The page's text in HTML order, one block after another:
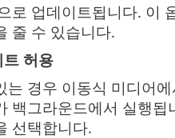
로 업데이트됩니다. 이
줄 수 있습니다.
허용
는 경우 이동식 미디어
백그라운드에서 실행
선택합니다.